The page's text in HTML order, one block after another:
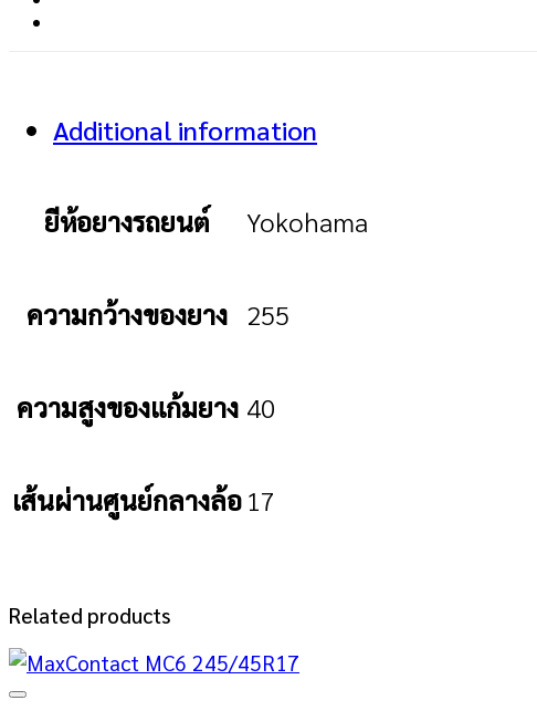
Additional information
ยีห้อยางรถยนต์ Yokohama
ความกว้างของยาง 255
ความสูงของแก้มยาง 40
เส้นผ่านศูนย์กลางล้อ17
Related products